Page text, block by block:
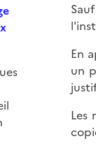
En
un
Les